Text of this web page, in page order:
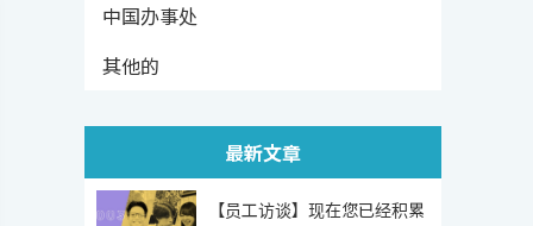
中国办事处
其他的
最新文章
【员工访谈】现在您已经积累